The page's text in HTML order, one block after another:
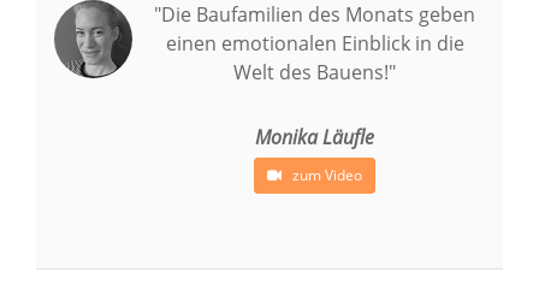
"Die Baufamilien des Monats geben
einen emotionalen Einblick in die
Welt des Bauens!"
Monika Läufle
zum Video